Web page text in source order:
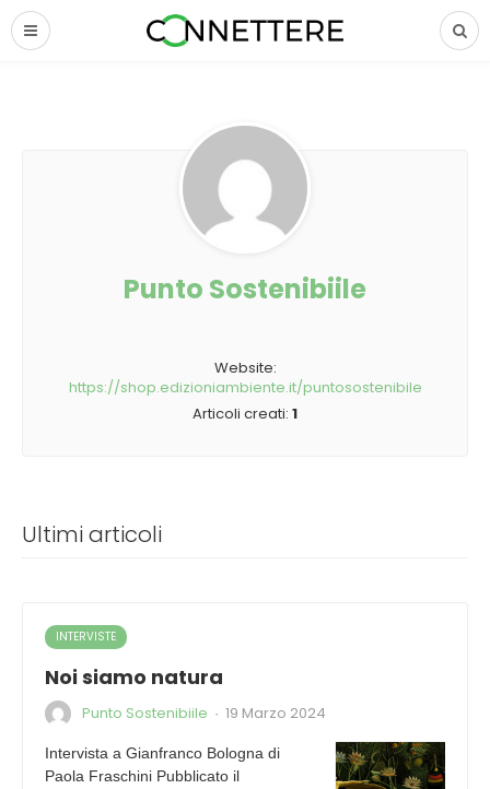
Punto Sostenibiile
Website:
https://shop.edizioniambiente.it/puntosostenibile
Articoli creati: 1
Ultimi articoli
INTERVISTE
Noi siamo natura
Punto Sostenibiile · 19 Marzo 2024
Intervista a Gianfranco Bologna di
Paola Fraschini Pubblicato il